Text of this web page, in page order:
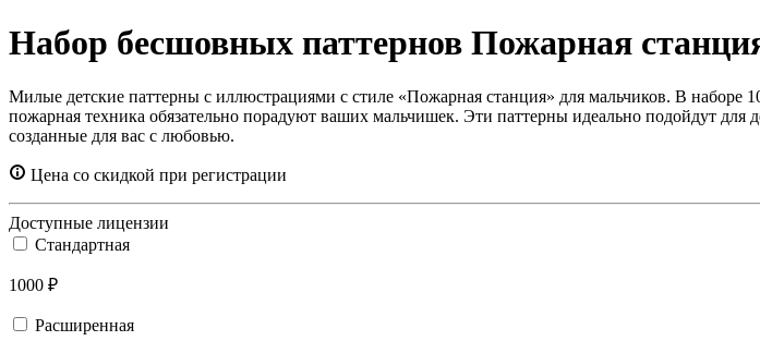
Набор бесшовных паттернов Пожарная
Милые детские паттерны с иллюстрациями с стиле «Пожарная станция» для мальчиков. В
пожарная техника обязательно порадуют ваших мальчишек. Эти паттерны идеально подойдут
созданные для вас с любовью.
Цена со скидкой при регистрации
Доступные лицензии
Стандартная
1000 ₽
Расширенная